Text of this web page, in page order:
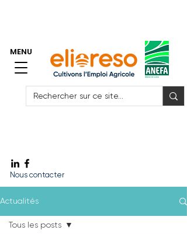
Nous contacter
MENU
Actualités
Tous les posts